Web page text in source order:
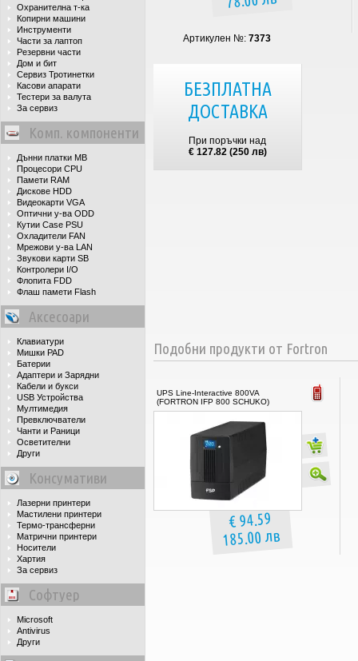
Охранителна т-ка
Копирни машини
Инструменти
Части за лаптоп
Резервни части
Дом и бит
Сервиз Тротинетки
Касови апарати
Тестери за валута
За сервиз
Комп. компоненти
Дънни платки MB
Процесори CPU
Памети RAM
Дискове HDD
Видеокарти VGA
Оптични у-ва ODD
Кутии Case PSU
Охладители FAN
Мрежови у-ва LAN
Звукови карти SB
Контролери I/O
Флопита FDD
Флаш памети Flash
Аксесоари
Клавиатури
Мишки PAD
Батерии
Адаптери и Зарядни
Кабели и букси
USB Устройства
Мултимедия
Превключватели
Чанти и Раници
Осветителни
Други
Консумативи
Лазерни принтери
Мастилени принтери
Термо-трансферни
Матрични принтери
Носители
Хартия
За сервиз
Софтуер
Microsoft
Antivirus
Други
Артикулен №: 7373
БЕЗПЛАТНА
ДОСТАВКА
При поръчки над
€ 127.82 (250 лв)
Подобни продукти от Fortron
UPS Line-Interactive 800VA
(FORTRON IFP 800 SCHUKO)
€ 94.59
185.00 лв